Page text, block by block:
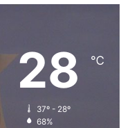
28 ℃
37º - 28º
68%